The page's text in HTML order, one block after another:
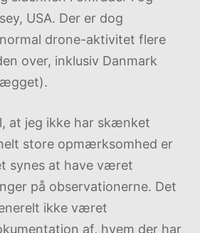
USA. Der er dog
drone-aktivitet flere
over, inklusiv Danmark
at jeg ikke har skænket
store opmærksomhed er
synes at have været
på observationerne. Det
ikke været
af, hvem der har